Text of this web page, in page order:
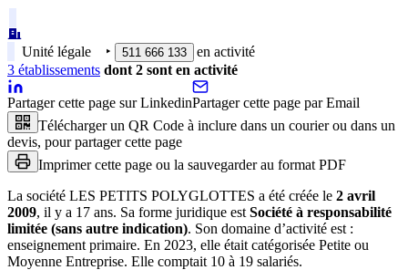
Unité légale ‣ 511 666 133
en activité
3 établissements dont 2 sont en activité
Partager cette page sur LinkedinPartager cette page par Email
Télécharger un QR Code à inclure dans un courier ou dans un
devis, pour partager cette page
Imprimer cette page ou la sauvegarder au format PDF
La société LES PETITS POLYGLOTTES a été créée le 2 avril
2009, il y a 17 ans. Sa forme juridique est Société à responsabilité
limitée (sans autre indication). Son domaine d’activité est :
enseignement primaire. En 2023, elle était catégorisée Petite ou
Moyenne Entreprise. Elle comptait 10 à 19 salariés.